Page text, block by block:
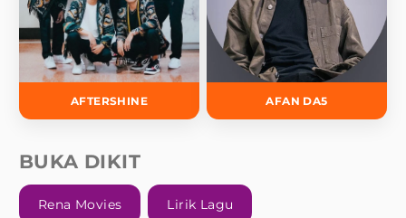
AFTERSHINE AFAN DA5
BUKA DIKIT
Rena Movies Lirik Lagu